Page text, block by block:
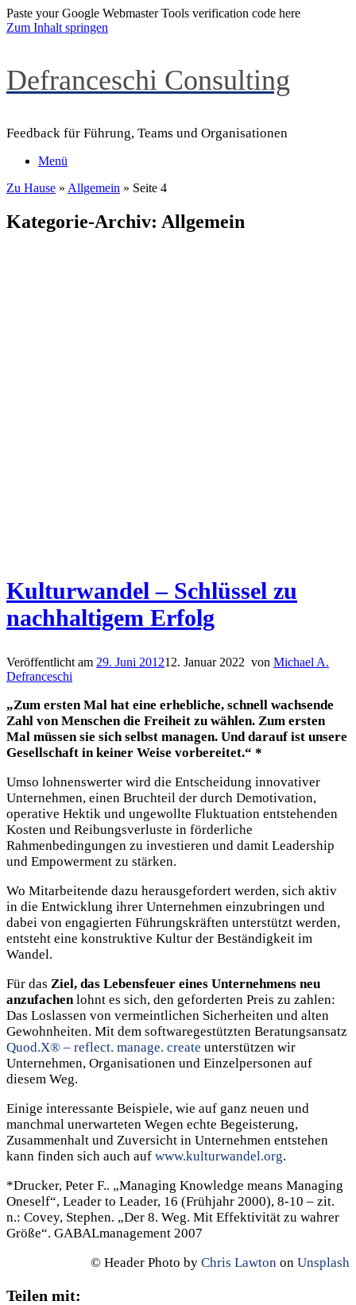
Paste your Google Webmaster Tools verification code here
Zum Inhalt springen
Defranceschi Consulting
Feedback für Führung, Teams und Organisationen
Menü
Zu Hause » Allgemein » Seite 4
Kategorie-Archiv: Allgemein
Kulturwandel – Schlüssel zu
nachhaltigem Erfolg
Veröffentlicht am 29. Juni 201212. Januar 2022 von Michael A.
Defranceschi
„Zum ersten Mal hat eine erhebliche, schnell wachsende
Zahl von Menschen die Freiheit zu wählen. Zum ersten
Mal müssen sie sich selbst managen. Und darauf ist unsere
Gesellschaft in keiner Weise vorbereitet.“ *
Umso lohnenswerter wird die Entscheidung innovativer
Unternehmen, einen Bruchteil der durch Demotivation,
operative Hektik und ungewollte Fluktuation entstehenden
Kosten und Reibungsverluste in förderliche
Rahmenbedingungen zu investieren und damit Leadership
und Empowerment zu stärken.
Wo Mitarbeitende dazu herausgefordert werden, sich aktiv
in die Entwicklung ihrer Unternehmen einzubringen und
dabei von engagierten Führungskräften unterstützt werden,
entsteht eine konstruktive Kultur der Beständigkeit im
Wandel.
Für das Ziel, das Lebensfeuer eines Unternehmens neu
anzufachenlohnt es sich, den geforderten Preis zu zahlen:
Das Loslassen von vermeintlichen Sicherheiten und alten
Gewohnheiten. Mit dem softwaregestützten Beratungsansatz
Quod.X® – reflect. manage. create unterstützen wir
Unternehmen, Organisationen und Einzelpersonen auf
diesem Weg.
Einige interessante Beispiele, wie auf ganz neuen und
manchmal unerwarteten Wegen echte Begeisterung,
Zusammenhalt und Zuversicht in Unternehmen entstehen
kann finden sich auch auf www.kulturwandel.org.
*Drucker, Peter F.. „Managing Knowledge means Managing
Oneself“, Leader to Leader, 16 (Frühjahr 2000), 8-10 – zit.
n.: Covey, Stephen. „Der 8. Weg. Mit Effektivität zu wahrer
Größe“. GABALmanagement 2007
© Header Photo by Chris Lawton on Unsplash
Teilen mit: